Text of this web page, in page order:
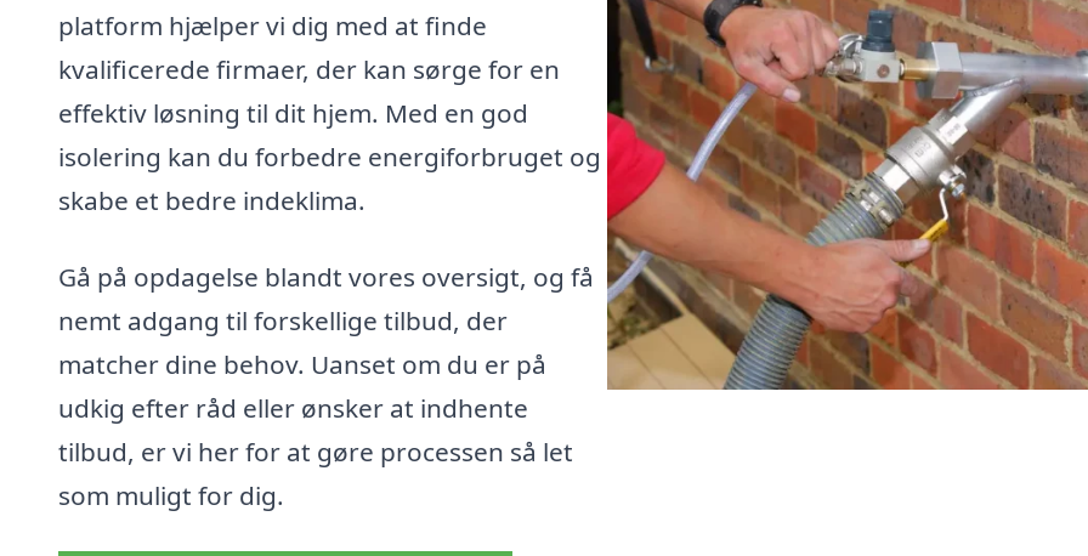
platform hjælper vi dig med at finde
kvalificerede firmaer, der kan sørge for en
effektiv løsning til dit hjem. Med en god
isolering kan du forbedre energiforbruget og
skabe et bedre indeklima.
Gå på opdagelse blandt vores oversigt, og få
nemt adgang til forskellige tilbud, der
matcher dine behov. Uanset om du er på
udkig efter råd eller ønsker at indhente
tilbud, er vi her for at gøre processen så let
som muligt for dig.